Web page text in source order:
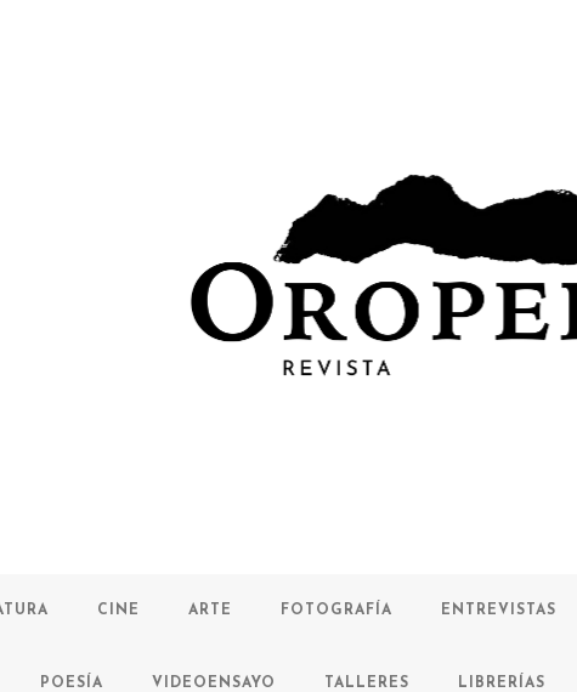
CINE ARTE FOTOGRAFÍA ENTREVISTAS
POESÍA VIDEOENSAYO TALLERES LIBRERÍAS